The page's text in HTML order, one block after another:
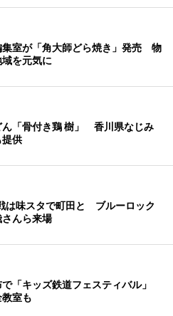
集室が「角大師どら焼き」発売 物
を元気に
ん「骨付き鶏 樹」 香川県なじみ
供
は味スタで町田と ブルーロック
んら来場
で「キッズ鉄道フェスティバル」
室も